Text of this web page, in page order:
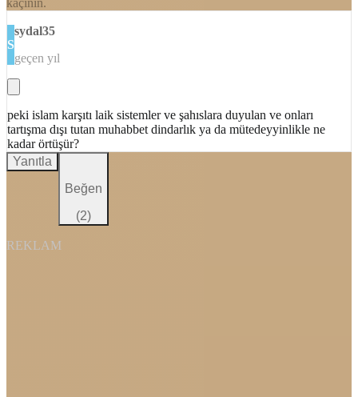
S
sydal35
geçen yıl
peki islam karşıtı laik sistemler ve şahıslara duyulan ve onları
tartışma dışı tutan muhabbet dindarlık ya da mütedeyyinlikle ne
kadar örtüşür?
Yanıtla
Beğen
(2)
REKLAM